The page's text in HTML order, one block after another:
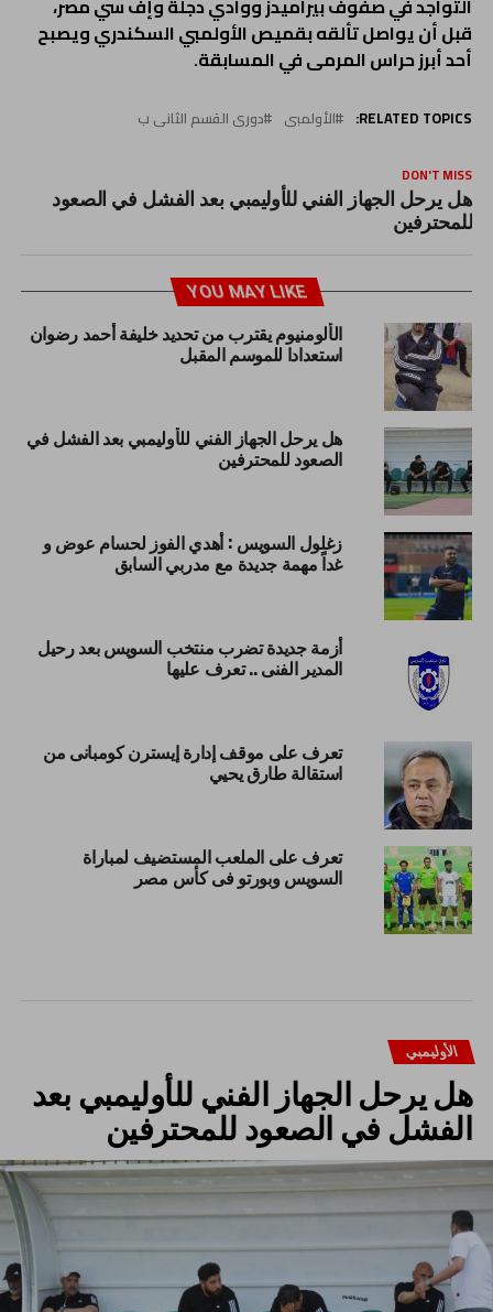
قبل أن يواصل تألقه بقميص الأولمبي السكندري ويصبح
أحد أبرز حراس المرمى في المسابقة.
RELATED TOPICS: الأولمبى دورى القسم الثانى ب
DON'T MISS
هل يرحل الجهاز الفني للأوليمبي بعد الفشل في الصعود
للمحترفين
YOU MAY LIKE
الألومنيوم يقترب من تحديد خليفة أحمد رضوان
استعدادا للموسم المقبل
هل يرحل الجهاز الفني للأوليمبي بعد الفشل في
الصعود للمحترفين
زغلول السويس : أهدي الفوز لحسام عوض و
غداً مهمة جديدة مع مدربي السابق
أزمة جديدة تضرب منتخب السويس بعد رحيل
المدير الفنى .. تعرف عليها
تعرف على موقف إدارة إيسترن كومبانى من
استقالة طارق يحيي
تعرف على الملعب المستضيف لمباراة
السويس وبورتو فى كأس مصر
الأوليمبي
هل يرحل الجهاز الفني للأوليمبي بعد
الفشل في الصعود للمحترفين